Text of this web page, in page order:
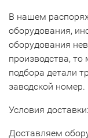
В нашем
оборудования,
оборудования
производства,
подбора детали
заводской номер.
Условия доставки:
Доставляем